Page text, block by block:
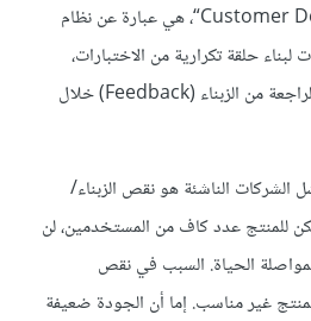
”تنمية العميل Customer Development“، هي عبارة عن نظام
حلقة تكرارية من الاختبارات،
استطلاعات الرأي والتغذيات الراجعة من الزبناء (Feedback) خلال
الشركات الناشئة هو نقص الزبناء/
للمنتج عدد كاف من المستخدمين، لن
الحياة. السبب في نقص
غير مناسب. إما أن الجودة ضعيفة